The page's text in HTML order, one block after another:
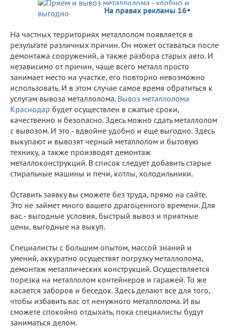
На правах рекламы 16+
На частных территориях металлолом появляется в
результате различных причин. Он может оставаться после
демонтажа сооружений, а также разбора старых авто. И
независимо от причин, чаще всего металл просто
занимает место на участке, его повторно невозможно
использовать. И в этом случае самое время обратиться к
услугам вывоза металлолома. Вывоз металлолома
Краснодар будет осуществлен в сжатые сроки,
качественно и безопасно. Здесь можно сдать металлолом
с вывозом. И это - вдвойне удобно и еще выгодно. Здесь
выкупают и вывозят черный металлолом и бытовую
технику, а также производят демонтаж
металлоконструкций. В список следует добавить старые
стиральные машины и печи, котлы, холодильники.
Оставить заявку вы сможете без труда, прямо на сайте.
Это не займет много вашего драгоценного времени. Для
вас - выгодные условия, быстрый вывоз и приятные
цены, выгодные на выкуп.
Специалисты с большим опытом, массой знаний и
умений, аккуратно осуществят погрузку металлолома,
демонтаж металлических конструкций. Осуществляется
порезка на металлолом контейнеров и гаражей. То же
касается заборов и беседок. Здесь делают все для того,
чтобы избавить вас от ненужного металлолома. И вы
сможете спокойно отдыхать, пока специалисты будут
заниматься делом.